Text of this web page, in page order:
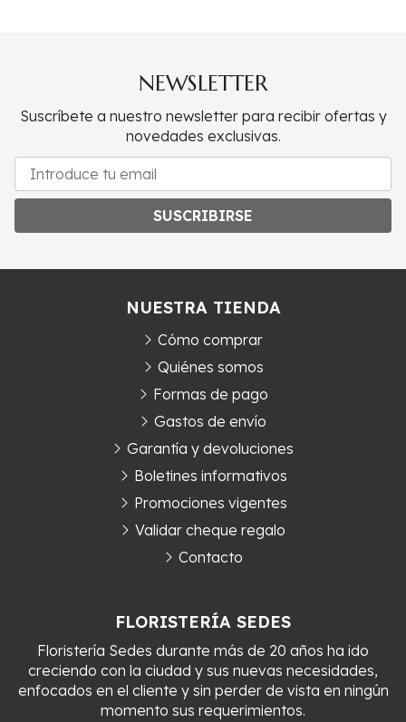
NEWSLETTER
Suscríbete a nuestro newsletter para recibir ofertas y
novedades exclusivas.
SUSCRIBIRSE
FLORISTERÍA SEDES
Floristería Sedes durante más de 20 años ha ido
creciendo con la ciudad y sus nuevas necesidades,
enfocados en el cliente y sin perder de vista en ningún
momento sus requerimientos.
NUESTRA TIENDA
Cómo comprar
Quiénes somos
Formas de pago
Gastos de envío
Garantía y devoluciones
Boletines informativos
Promociones vigentes
Validar cheque regalo
Contacto